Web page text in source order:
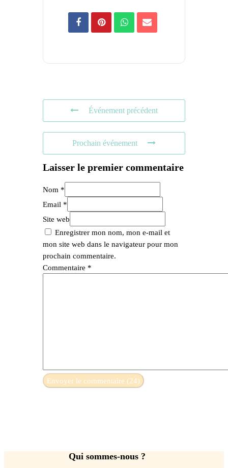
Événement précédent
Prochain événement
Laisser le premier commentaire
Nom *
Email *
Site web
Enregistrer mon nom, mon e-mail et
mon site web dans le navigateur pour mon
prochain commentaire.
Commentaire *
Qui sommes-nous ?